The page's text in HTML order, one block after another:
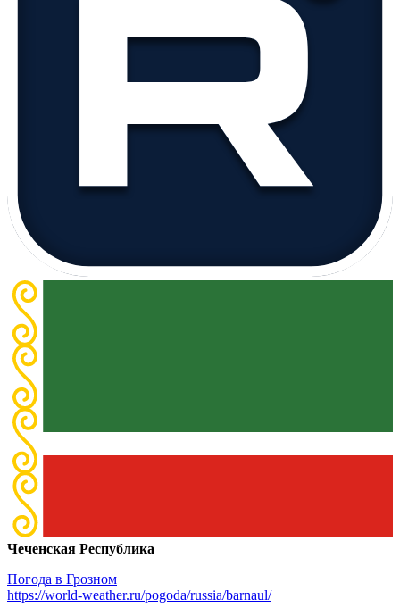
Чеченская Республика
Погода в Грозном
https://world-weather.ru/pogoda/russia/barnaul/